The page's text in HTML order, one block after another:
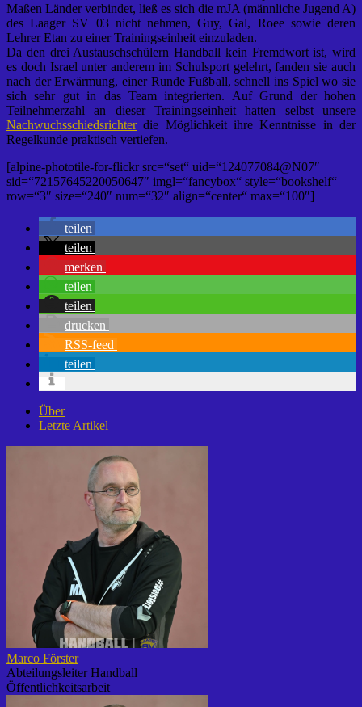
Maßen Länder verbindet, ließ es sich die mJA (männliche Jugend A)
des Laager SV 03 nicht nehmen, Guy, Gal, Roee sowie deren
Lehrer Etan zu einer Trainingseinheit einzuladen.
Da den drei Austauschschülern Handball kein Fremdwort ist, wird
es doch Israel unter anderem im Schulsport gelehrt, fanden sie auch
nach der Erwärmung, einer Runde Fußball, schnell ins Spiel wo sie
sich sehr gut in das Team integrierten. Auf Grund der hohen
Teilnehmerzahl an dieser Trainingseinheit hatten selbst unsere
Nachwuchsschiedsrichterdie Möglichkeit ihre Kenntnisse in der
Regelkunde praktisch vertiefen.
[alpine-phototile-for-flickr src=“set“ uid=“124077084@N07″
sid=“72157645220050647″ imgl=“fancybox“ style=“bookshelf“
row=“3″ size=“240″ num=“32″ align=“center“ max=“100″]
teilen
teilen
merken
teilen
teilen
drucken
RSS-feed
teilen
Über
Letzte Artikel
Marco Förster
Abteilungsleiter Handball
Öffentlichkeitsarbeit